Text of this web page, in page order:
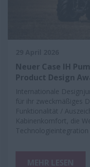
Neuer Case IH
Product Design
Internationale
für ihr zweckmäßiges
Funktionalität /
Kabinenkomfort, die